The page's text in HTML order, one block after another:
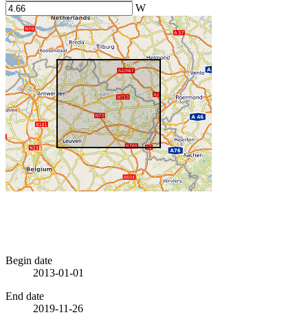
W
Begin date
2013-01-01
End date
2019-11-26